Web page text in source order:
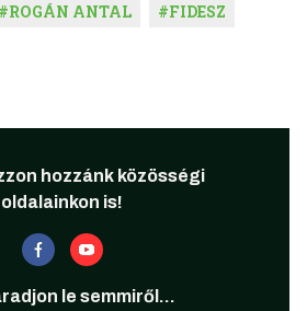
#ROGÁN ANTAL #FIDESZ
hozzánk közösségi
oldalainkon is!
le semmiről...